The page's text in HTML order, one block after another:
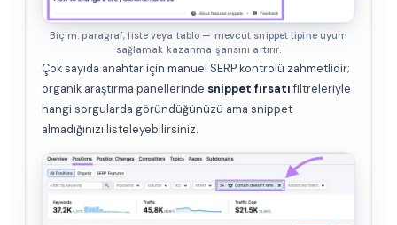
Biçim: paragraf, liste veya tablo — mevcut snippet tipine uyum
sağlamak kazanma şansını artırır.
Çok sayıda anahtar için manuel SERP kontrolü zahmetlidir;
organik araştırma panellerinde snippet fırsatıfiltreleriyle
hangi sorgularda göründüğünüzü ama snippet
almadığınızı listeleyebilirsiniz.